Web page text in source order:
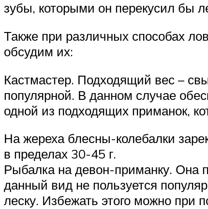
зубы, которыми он перекусил бы
Также при различных способах
обсудим их:
Кастмастер. Подходящий вес –
популярной. В данном случае
одной из подходящих приманок,
На жереха блесны-колебалки
в пределах 30-45 г.
Рыбалка на девон-приманку. Она
данный вид не пользуется
леску. Избежать этого можно при